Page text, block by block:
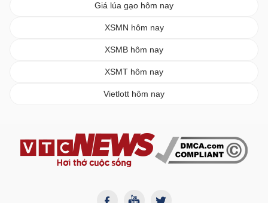
Giá lúa gạo hôm nay
XSMN hôm nay
XSMB hôm nay
XSMT hôm nay
Vietlott hôm nay